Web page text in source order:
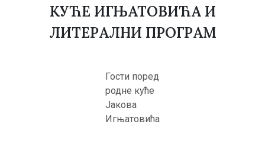
КУЋЕ ИГЊАТОВИЋА И
ЛИТЕРАЛНИ ПРОГРАМ
Гости поред
родне куће
Јакова
Игњатовића